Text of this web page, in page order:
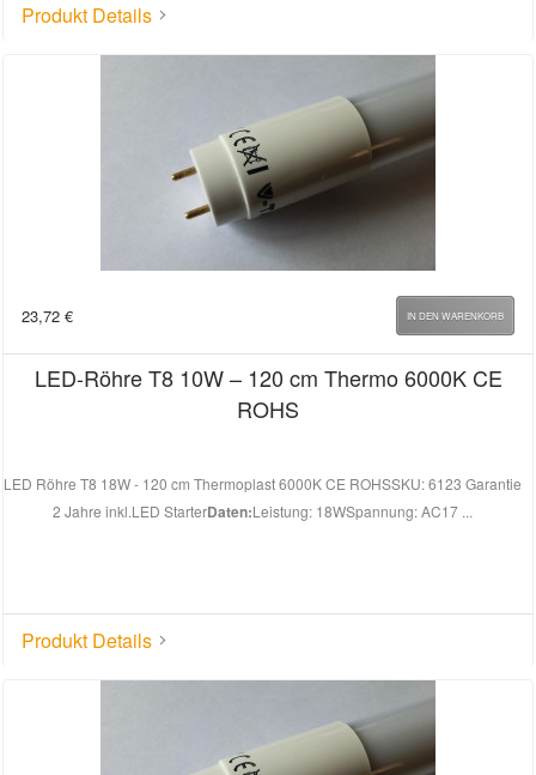
Produkt Details
23,72 € IN DEN WARENKORB
LED-Röhre T8 10W – 120 cm Thermo 6000K CE
ROHS
LED Röhre T8 18W - 120 cm Thermoplast 6000K CE ROHSSKU: 6123 Garantie
2 Jahre inkl.LED StarterDaten:Leistung: 18WSpannung: AC17 ...
Produkt Details